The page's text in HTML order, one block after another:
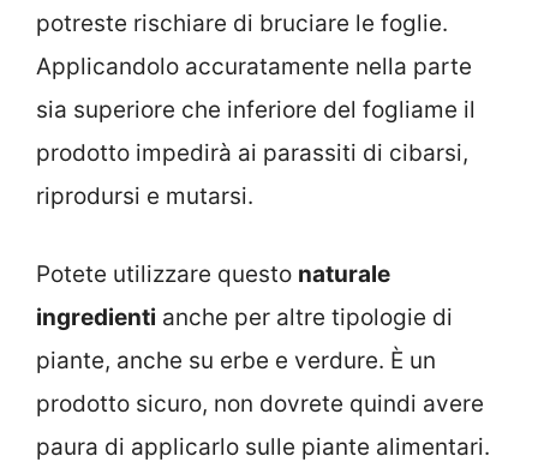
potreste rischiare di bruciare le foglie.
Applicandolo accuratamente nella parte
sia superiore che inferiore del fogliame il
prodotto impedirà ai parassiti di cibarsi,
riprodursi e mutarsi.
Potete utilizzare questo naturale
ingredienti anche per altre tipologie di
piante, anche su erbe e verdure. È un
prodotto sicuro, non dovrete quindi avere
paura di applicarlo sulle piante alimentari.